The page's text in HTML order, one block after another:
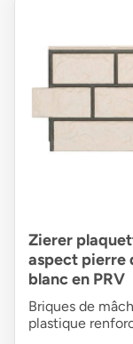
Zierer
aspect pierre
blanc en PRV
Briques de
plastique